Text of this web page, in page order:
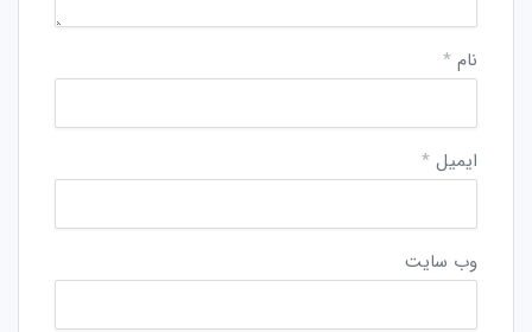
نام *
ایمیل *
وب‌ سایت